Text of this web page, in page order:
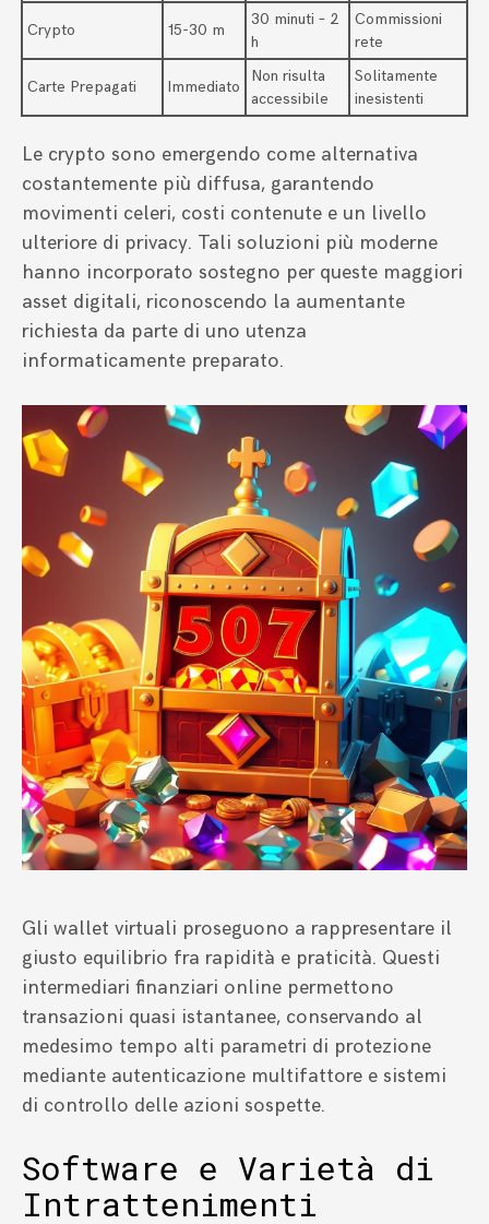
Crypto 15-30 m
30 minuti – 2
h
Commissioni
rete
Carte Prepagati Immediato
Non risulta
accessibile
Solitamente
inesistenti
Le crypto sono emergendo come alternativa
costantemente più diffusa, garantendo
movimenti celeri, costi contenute e un livello
ulteriore di privacy. Tali soluzioni più moderne
hanno incorporato sostegno per queste maggiori
asset digitali, riconoscendo la aumentante
richiesta da parte di uno utenza
informaticamente preparato.
Gli wallet virtuali proseguono a rappresentare il
giusto equilibrio fra rapidità e praticità. Questi
intermediari finanziari online permettono
transazioni quasi istantanee, conservando al
medesimo tempo alti parametri di protezione
mediante autenticazione multifattore e sistemi
di controllo delle azioni sospette.
Software e Varietà di
Intrattenimenti